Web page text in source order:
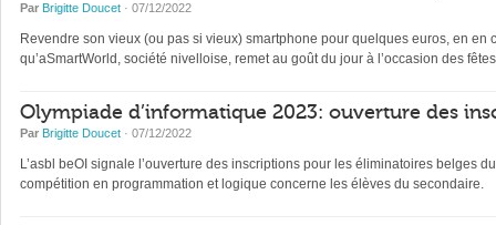
Par Brigitte Doucet · 07/12/2022
Revendre son vieux (ou pas si vieux) smartphone pour quelques euros, en
qu’aSmartWorld, société nivelloise, remet au goût du jour à l’occasion des
Olympiade d’informatique 2023: ouverture des
Par Brigitte Doucet · 07/12/2022
L’asbl beOI signale l’ouverture des inscriptions pour les éliminatoires belges
compétition en programmation et logique concerne les élèves du secondaire.